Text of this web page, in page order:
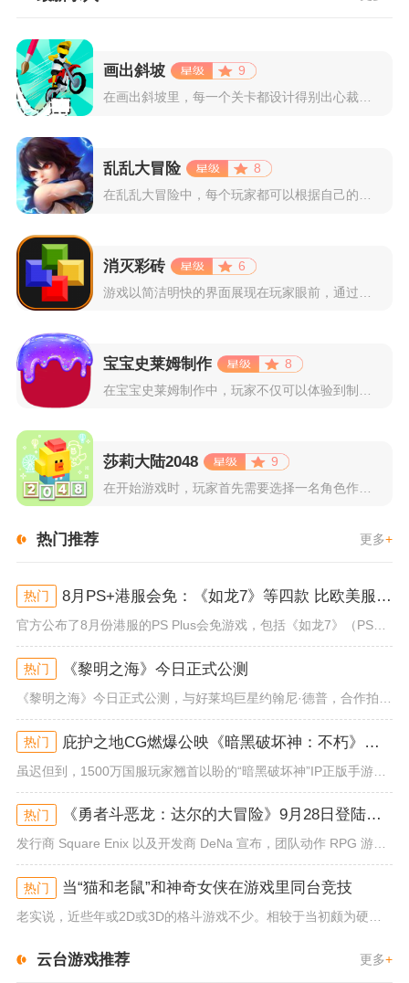
画出斜坡
9
乱乱大冒险
8
消灭彩砖
6
宝宝史莱姆制作
8
莎莉大陆2048
9
热门推荐 更多+
热门 8月PS+港服会免：《如龙7》等四款 比欧美服多一款
官方公布了8月份港服的PS Plus会免游戏，包括《如龙7》（PS4/PS5）、《小小梦魇》（PS4）、《托尼霍克职业滑...
热门 《黎明之海》今日正式公测
热门 庇护之地CG燃爆公映《暗黑破坏神：不朽》今日全平台上线
虽迟但到，1500万国服玩家翘首以盼的“暗黑破坏神”IP正版手游《暗黑破坏神：不朽》已于今日全平台上线！动作RPG王者再...
热门 《勇者斗恶龙：达尔的大冒险》9月28日登陆苹果谷歌应用商店
发行商 Square Enix 以及开发商 DeNa 宣布，团队动作 RPG 游戏《勇者斗恶龙：达尔的大冒险 魂之绊》将...
热门 当“猫和老鼠”和神奇女侠在游戏里同台竞技
老实说，近些年或2D或3D的格斗游戏不少。相较于当初颇为硬核的难度。如今这类游戏大都以较低的游玩门槛，独特的技能机制吸引...
云台游戏推荐 更多+